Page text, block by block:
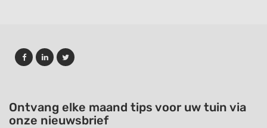
Ontvang elke maand tips voor uw tuin via
onze nieuwsbrief